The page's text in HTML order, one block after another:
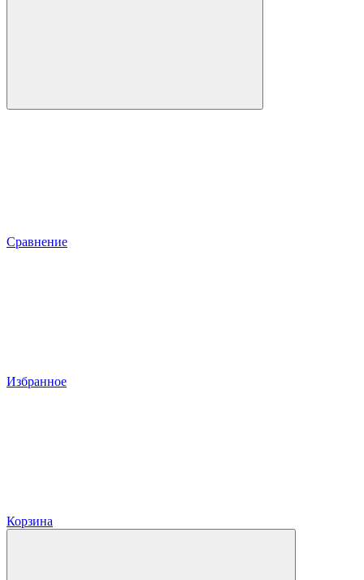
Сравнение
Избранное
Корзина